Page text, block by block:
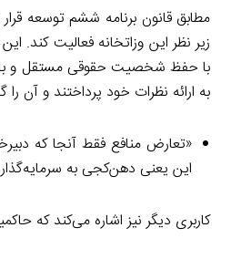
مطابق قانون برنامه ششم توسعه
زیر نظر این وزاتخانه فعالیت کند.
با حفظ شخصیت حقوقی مستقل و با
به ارائه نظرات خود پرداختند و آن
«تعارض منافع فقط آنجا که
این یعنی دهن‌کجی به
کاربری دیگر نیز اشاره می‌کند که